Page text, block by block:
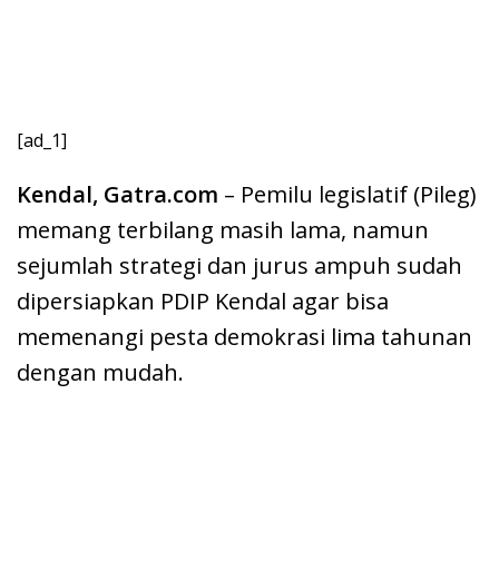
[ad_1]
Kendal, Gatra.com – Pemilu legislatif (Pileg)
memang terbilang masih lama, namun
sejumlah strategi dan jurus ampuh sudah
dipersiapkan PDIP Kendal agar bisa
memenangi pesta demokrasi lima tahunan
dengan mudah.